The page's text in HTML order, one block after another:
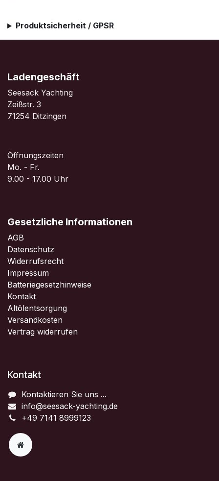
Produktsicherheit / GPSR
Ladengeschäft
Seesack Yachting
Zeißstr. 3
71254 Ditzingen
Öffnungszeiten
Mo. - Fr.
9.00 - 17.00 Uhr
Gesetzliche Informationen
AGB
Datenschutz
Widerrufsrecht
Impressum
Batteriegesetzhinweise
Kontakt
Altölentsorgung
Versandkosten
Vertrag widerrufen
Kontakt
Kontaktieren Sie uns ...
info@seesack-yachting.de
+49 7141 8999123